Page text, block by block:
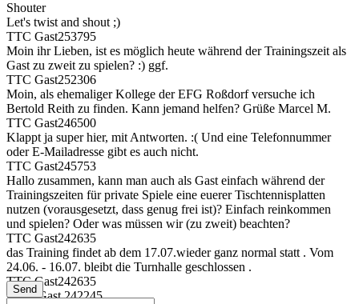
Shouter
Let's twist and shout ;)
TTC Gast253795
Moin ihr Lieben, ist es möglich heute während der Trainingszeit als
Gast zu zweit zu spielen? :) ggf.
TTC Gast252306
Moin, als ehemaliger Kollege der EFG Roßdorf versuche ich
Bertold Reith zu finden. Kann jemand helfen? Grüße Marcel M.
TTC Gast246500
Klappt ja super hier, mit Antworten. :( Und eine Telefonnummer
oder E-Mailadresse gibt es auch nicht.
TTC Gast245753
Hallo zusammen, kann man auch als Gast einfach während der
Trainingszeiten für private Spiele eine euerer Tischtennisplatten
nutzen (vorausgesetzt, dass genug frei ist)? Einfach reinkommen
und spielen? Oder was müssen wir (zu zweit) beachten?
TTC Gast242635
das Training findet ab dem 17.07.wieder ganz normal statt . Vom
24.06. - 16.07. bleibt die Turnhalle geschlossen .
TTC Gast242635
Hallo Gast 242245,